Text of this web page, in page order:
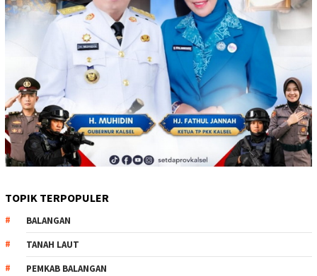
TOPIK TERPOPULER
BALANGAN
TANAH LAUT
PEMKAB BALANGAN